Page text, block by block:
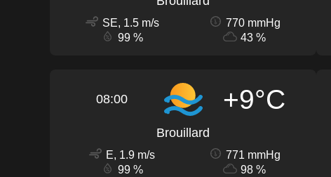
SE, 1.5 m/s
770 mmHg
99 %
43 %
08:00 +9°C
Brouillard
E, 1.9 m/s
771 mmHg
99 %
98 %